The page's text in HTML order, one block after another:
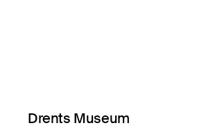
Drents Museum